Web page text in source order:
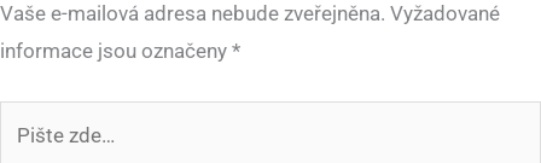
Vaše e-mailová adresa nebude zveřejněna. Vyžadované
informace jsou označeny *